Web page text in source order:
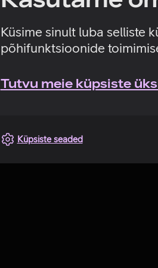
Küsime sinult luba selliste
põhifunktsioonide
Tutvu meie küpsiste
Küpsiste seaded